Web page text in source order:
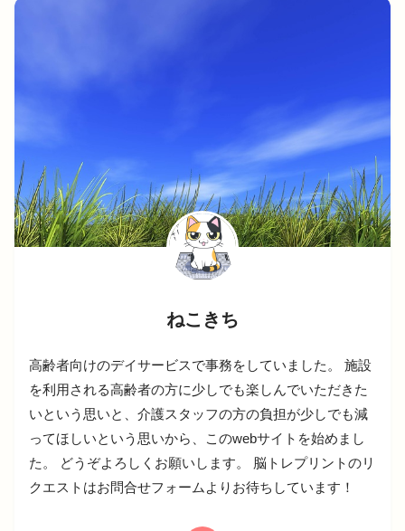
ねこきち
高齢者向けのデイサービスで事務をしていました。 施設
を利用される高齢者の方に少しでも楽しんでいただきた
いという思いと、介護スタッフの方の負担が少しでも減
ってほしいという思いから、このwebサイトを始めまし
た。 どうぞよろしくお願いします。 脳トレプリントのリ
クエストはお問合せフォームよりお待ちしています！